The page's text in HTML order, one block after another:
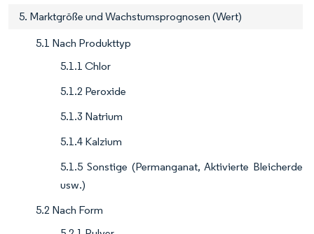
5. Marktgröße und Wachstumsprognosen (Wert)
5.1 Nach Produkttyp
5.1.1 Chlor
5.1.2 Peroxide
5.1.3 Natrium
5.1.4 Kalzium
5.1.5 Sonstige (Permanganat, Aktivierte Bleicherde
usw.)
5.2 Nach Form